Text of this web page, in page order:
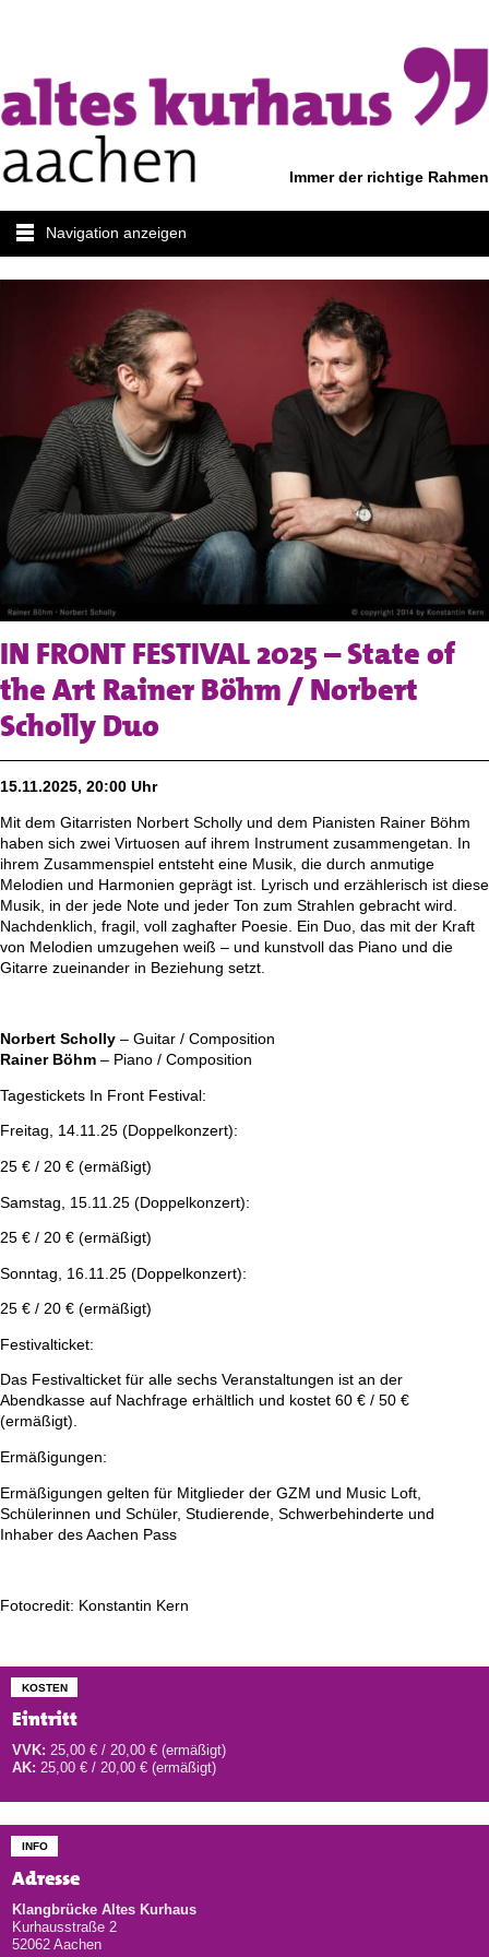
Immer der richtige Rahmen
Navigation anzeigen
IN FRONT FESTIVAL 2025 – State of
the Art Rainer Böhm / Norbert
Scholly Duo
15.11.2025, 20:00 Uhr
Mit dem Gitarristen Norbert Scholly und dem Pianisten Rainer Böhm
haben sich zwei Virtuosen auf ihrem Instrument zusammengetan. In
ihrem Zusammenspiel entsteht eine Musik, die durch anmutige
Melodien und Harmonien geprägt ist. Lyrisch und erzählerisch ist diese
Musik, in der jede Note und jeder Ton zum Strahlen gebracht wird.
Nachdenklich, fragil, voll zaghafter Poesie. Ein Duo, das mit der Kraft
von Melodien umzugehen weiß – und kunstvoll das Piano und die
Gitarre zueinander in Beziehung setzt.
Norbert Scholly – Guitar / Composition
Rainer Böhm – Piano / Composition
Tagestickets In Front Festival:
Freitag, 14.11.25 (Doppelkonzert):
25 € / 20 € (ermäßigt)
Samstag, 15.11.25 (Doppelkonzert):
25 € / 20 € (ermäßigt)
Sonntag, 16.11.25 (Doppelkonzert):
25 € / 20 € (ermäßigt)
Festivalticket:
Das Festivalticket für alle sechs Veranstaltungen ist an der
Abendkasse auf Nachfrage erhältlich und kostet 60 € / 50 €
(ermäßigt).
Ermäßigungen:
Ermäßigungen gelten für Mitglieder der GZM und Music Loft,
Schülerinnen und Schüler, Studierende, Schwerbehinderte und
Inhaber des Aachen Pass
Fotocredit: Konstantin Kern
KOSTEN
Eintritt
VVK: 25,00 € / 20,00 € (ermäßigt)
AK: 25,00 € / 20,00 € (ermäßigt)
INFO
Adresse
Klangbrücke Altes Kurhaus
Kurhausstraße 2
52062 Aachen